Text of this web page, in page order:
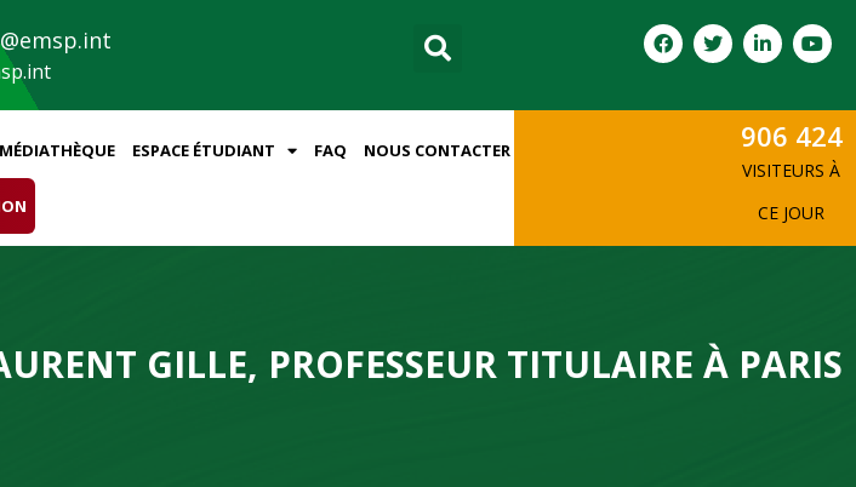
MÉDIATHÈQUE ESPACE ÉTUDIANT FAQ NOUS CONTACTER 906 424
VISITEURS À
CE JOUR
GILLE, PROFESSEUR TITULAIRE À PARIS